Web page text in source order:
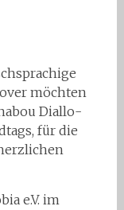
möchten
Diallo-
für die
e.V. im